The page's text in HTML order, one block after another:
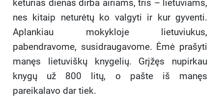
keturias dienas dirba airiams, tris – lietuviams,
nes kitaip neturėtų ko valgyti ir kur gyventi.
Aplankiau mokykloje lietuviukus,
pabendravome, susidraugavome. Ėmė prašyti
manęs lietuviškų knygelių. Grįžęs nupirkau
knygų už 800 litų, o pašte iš manęs
pareikalavo dar tiek.